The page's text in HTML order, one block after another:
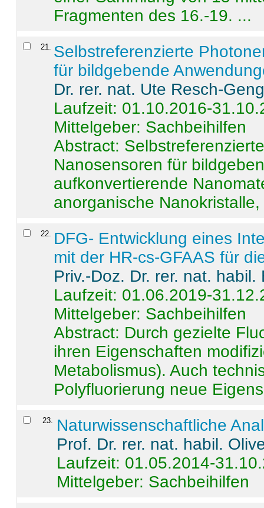
Fragmenten des 16.-19. ...
21
Selbstreferenzierte
für bildgebende
Dr. rer. nat. Ute Resch-
Laufzeit: 01.10.2016-
Mittelgeber: Sachbeihilfen
Abstract:
Nanosensoren für
aufkonvertierende
anorganische
22
DFG- Entwicklung eines
mit der HR-cs-GFAAS für
Priv.-Doz. Dr. rer. nat.
Laufzeit: 01.06.2019-
Mittelgeber: Sachbeihilfen
Abstract: Durch gezielte
ihren Eigenschaften
Metabolismus). Auch
Polyfluorierung neue
23. Naturwissenschaftliche
Prof. Dr. rer. nat. habil.
Laufzeit: 01.05.2014-
Mittelgeber: Sachbeihilfen